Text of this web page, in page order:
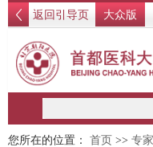
返回引导页 大众版
您所在的位置： 首页 >> 专